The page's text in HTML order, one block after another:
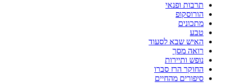
תרבות ופנאי
הורוסקופ
מתכונים
טבע
האיש שבא לסעוד
רואה מסך
נופש ותיירות
החוקר הרז סברו
סיפורים מהחיים